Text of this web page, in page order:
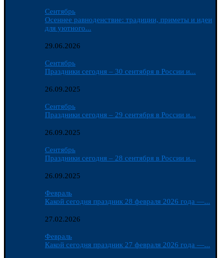
Сентябрь
Осеннее равноденствие: традиции, приметы и идеи
для уютного...
29.06.2026
Сентябрь
Праздники сегодня – 30 сентября в России и...
26.09.2025
Сентябрь
Праздники сегодня – 29 сентября в России и...
26.09.2025
Сентябрь
Праздники сегодня – 28 сентября в России и...
26.09.2025
Февраль
Какой сегодня праздник 28 февраля 2026 года —...
27.02.2026
Февраль
Какой сегодня праздник 27 февраля 2026 года —...